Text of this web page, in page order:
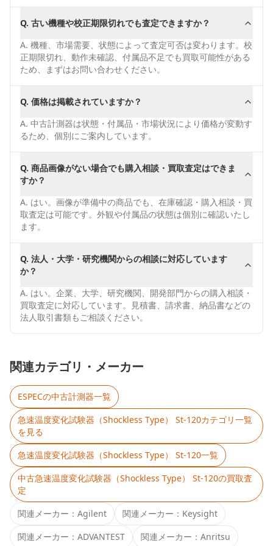
Q. 古い機種や校正期限切れでも査定できますか？
A. 機種、市場需要、状態によって査定可否は変わります。校
正期限切れ、動作未確認、付属品不足でも買取可能性がある
ため、まずはお問い合わせください。
Q. 価格は掲載されていますか？
A. 中古計測器は状態・付属品・市場状況により価格が変動す
るため、個別にご案内しています。
Q. 商品画像がない場合でも購入相談・買取査定はできま
すか？
A. はい。画像が準備中の商品でも、在庫確認・購入相談・買
取査定は可能です。外観や付属品の状態は個別に確認いたし
ます。
Q. 法人・大学・研究機関からの相談に対応しています
か？
A. はい。企業、大学、研究機関、開発部門からの購入相談・
買取査定に対応しています。見積書、請求書、納品書などの
法人取引書類もご相談ください。
関連カテゴリ・メーカー
ESPECの中古計測器一覧
急速温度変化試験器（Shockless Type） St-120カテゴリ一覧
を見る
急速温度変化試験器（Shockless Type） St-120一覧
中古急速温度変化試験器（Shockless Type） St-120の買取査
定
関連メーカー： Agilent 関連メーカー： Keysight
関連メーカー： ADVANTEST 関連メーカー： Anritsu